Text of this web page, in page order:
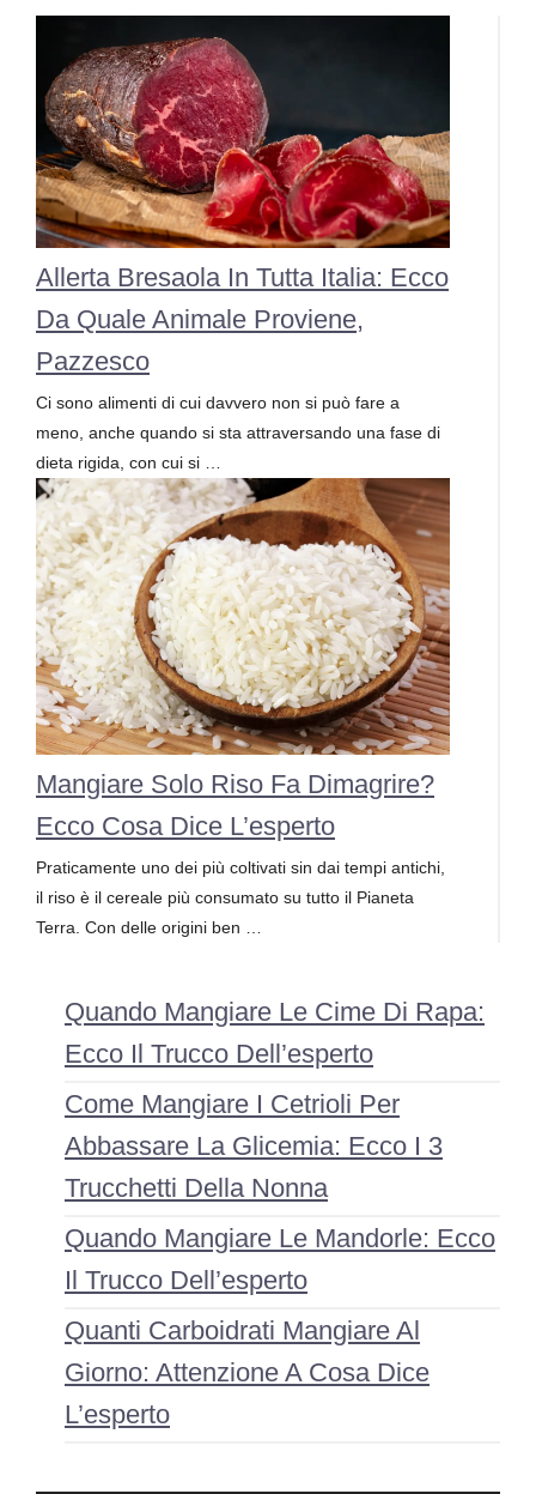
Allerta Bresaola In Tutta Italia: Ecco
Da Quale Animale Proviene,
Pazzesco
Ci sono alimenti di cui davvero non si può fare a
meno, anche quando si sta attraversando una fase di
dieta rigida, con cui si …
Mangiare Solo Riso Fa Dimagrire?
Ecco Cosa Dice L’esperto
Praticamente uno dei più coltivati sin dai tempi antichi,
il riso è il cereale più consumato su tutto il Pianeta
Terra. Con delle origini ben …
Quando Mangiare Le Cime Di Rapa:
Ecco Il Trucco Dell’esperto
Come Mangiare I Cetrioli Per
Abbassare La Glicemia: Ecco I 3
Trucchetti Della Nonna
Quando Mangiare Le Mandorle: Ecco
Il Trucco Dell’esperto
Quanti Carboidrati Mangiare Al
Giorno: Attenzione A Cosa Dice
L’esperto